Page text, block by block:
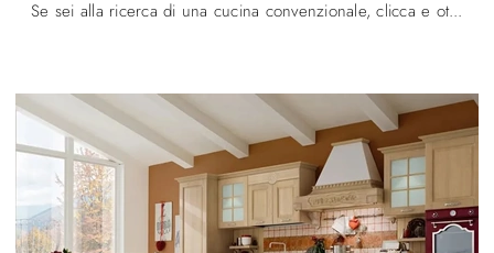
Se sei alla ricerca di una cucina convenzionale, clicca e ottieni informazioni sul modello Barchessa 01 Ar-Tre.